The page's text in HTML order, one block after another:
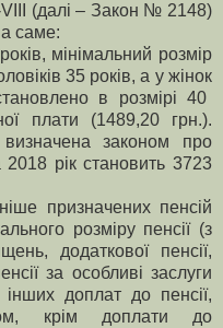
(далі – Закон № 2148)
саме:
років, мінімальний розмір
35 років,а у жінок
в розмірі 40
плати (1489,20 грн.).
визначена законом про
рік становить 3723
призначених пенсій
розміру пенсії (з
додаткової пенсії,
за особливі заслуги
інших доплат до пенсії,
крім доплати до